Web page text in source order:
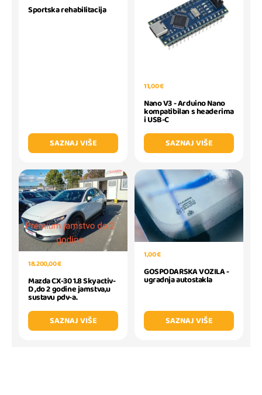
Sportska rehabilitacija
SAZNAJ VIŠE
11,00 €
Nano V3 - Arduino Nano
kompatibilan s headerima
i USB-C
SAZNAJ VIŠE
18.200,00 €
Mazda CX-30 1.8 Skyactiv-
D ,do 2 godine jamstva,u
sustavu pdv-a.
SAZNAJ VIŠE
1,00 €
GOSPODARSKA VOZILA -
ugradnja autostakla
SAZNAJ VIŠE